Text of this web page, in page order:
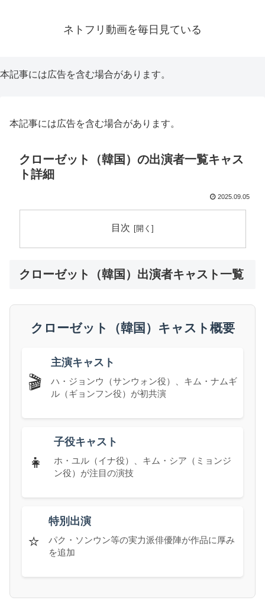
ネトフリ動画を毎日見ている
本記事には広告を含む場合があります。
本記事には広告を含む場合があります。
クローゼット（韓国）の出演者一覧キャス
ト詳細
2025.09.05
目次
クローゼット（韓国）出演者キャスト一覧
クローゼット（韓国）キャスト概要
🎬
主演キャスト
ハ・ジョンウ（サンウォン役）、キム・ナムギ
ル（ギョンフン役）が初共演
👧
子役キャスト
ホ・ユル（イナ役）、キム・シア（ミョンジ
ン役）が注目の演技
⭐
特別出演
パク・ソンウン等の実力派俳優陣が作品に厚み
を追加